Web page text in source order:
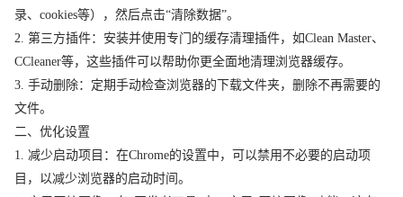
录、cookies等），然后点击“清除数据”。
2. 第三方插件：安装并使用专门的缓存清理插件，如Clean Master、
CCleaner等，这些插件可以帮助你更全面地清理浏览器缓存。
3. 手动删除：定期手动检查浏览器的下载文件夹，删除不再需要的
文件。
二、优化设置
1. 减少启动项目：在Chrome的设置中，可以禁用不必要的启动项
目，以减少浏览器的启动时间。